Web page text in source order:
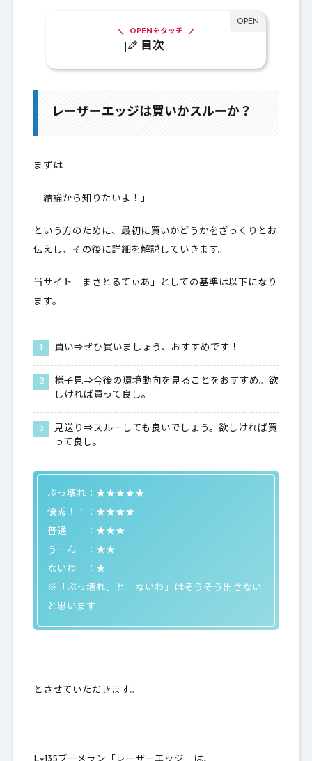
目次
OPENをタッチ
レーザーエッジは買いかスルーか？
まずは
「結論から知りたいよ！」
という方のために、最初に買いかどうかをざっくりとお
伝えし、その後に詳細を解説していきます。
当サイト「まさとるてぃあ」としての基準は以下になり
ます。
買い⇒ぜひ買いましょう、おすすめです！
様子見⇒今後の環境動向を見ることをおすすめ。欲
しければ買って良し。
見送り⇒スルーしても良いでしょう。欲しければ買
って良し。
ぶっ壊れ：★★★★★
優秀！！：★★★★
普通 ：★★★
うーん ：★★
ないわ ：★
※「ぶっ壊れ」と「ないわ」はそうそう出さない
と思います
とさせていただきます。